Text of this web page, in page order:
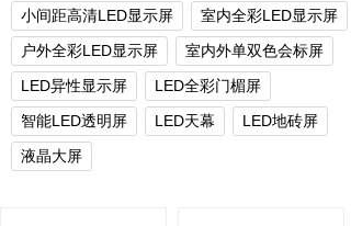
小间距高清LED显示屏
室内全彩LED显示屏
户外全彩LED显示屏
室内外单双色会标屏
LED异性显示屏
LED全彩门楣屏
智能LED透明屏
LED天幕
LED地砖屏
液晶大屏